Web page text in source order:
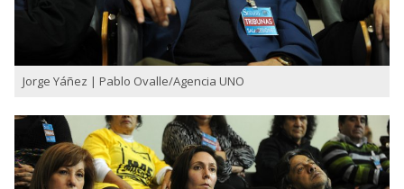
Jorge Yáñez | Pablo Ovalle/Agencia UNO